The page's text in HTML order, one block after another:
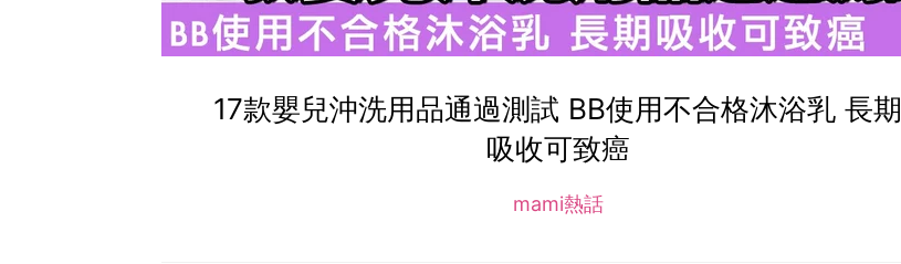
17款嬰兒沖洗用品通過測試 BB使用不合格沐浴乳 長期
吸收可致癌
mami熱話